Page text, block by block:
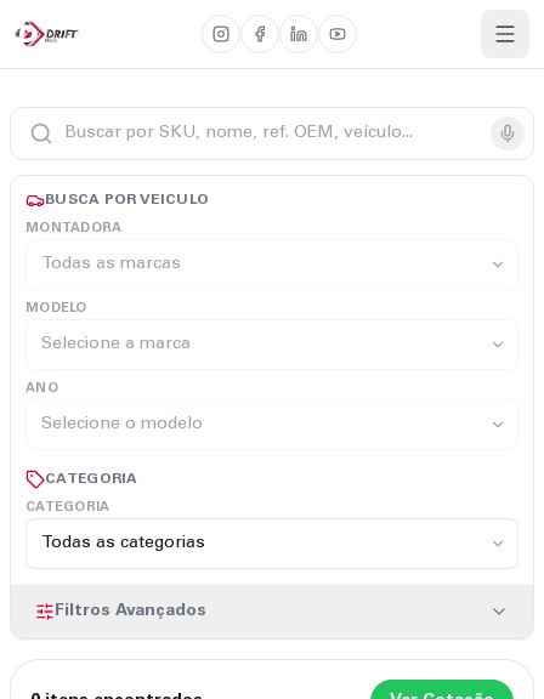
BUSCA POR VEICULO
MONTADORA
MODELO
ANO
CATEGORIA
CATEGORIA
Filtros Avançados